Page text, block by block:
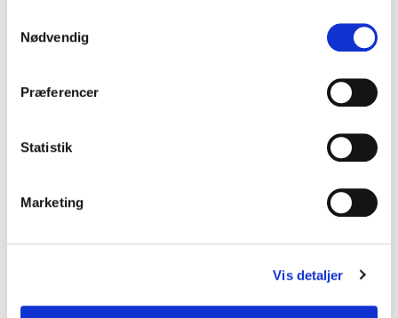
Nødvendig
Præferencer
Statistik
Marketing
Vis detaljer
Henrik Tind Nielsen, Formand
(Dialab er brancheforeningen for leverandører til
Navn på virksomhed eller organisation